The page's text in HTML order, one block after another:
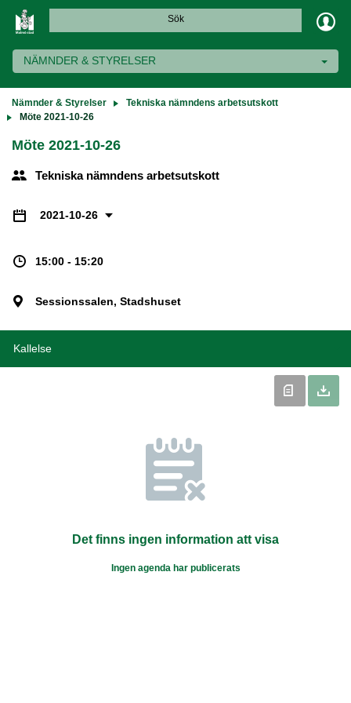
Sök
NÄMNDER & STYRELSER
Nämnder & Styrelser
Tekniska nämndens arbetsutskott
Möte 2021-10-26
Möte 2021-10-26
Tekniska nämndens arbetsutskott
2021-10-26
15:00 - 15:20
Sessionssalen, Stadshuset
Kallelse
Det finns ingen information att visa
Ingen agenda har publicerats